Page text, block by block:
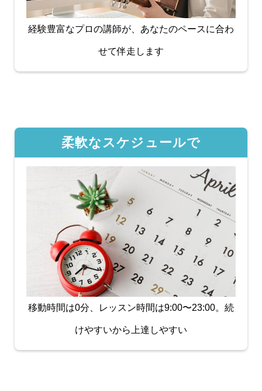
経験豊富なプロの講師が、あなたのペースに合わ
せて伴走します
柔軟なスケジュールで
移動時間は0分、レッスン時間は9:00〜23:00。続
けやすいから上達しやすい